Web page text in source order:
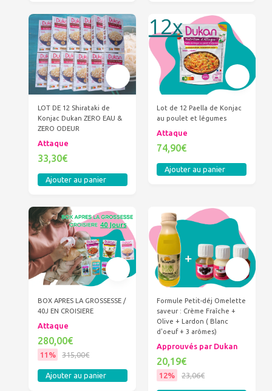
LOT DE 12 Shirataki de
Konjac Dukan ZERO EAU &
ZERO ODEUR
Attaque
33,30€
Ajouter au panier
Lot de 12 Paella de Konjac
au poulet et légumes
Attaque
74,90€
Ajouter au panier
BOX APRES LA GROSSESSE /
40J EN CROISIERE
Attaque
280,00€
11% 315,00€
Ajouter au panier
Formule Petit-déj Omelette
saveur : Crème Fraîche +
Olive + Lardon ( Blanc
d'oeuf + 3 arômes)
Approuvés par Dukan
20,19€
12% 23,06€